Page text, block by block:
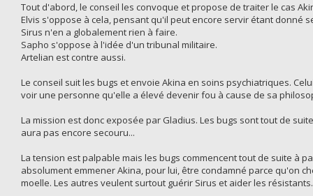
Tout d'abord, le conseil les convoque et propose de traiter le cas
Elvis s'oppose à cela, pensant qu'il peut encore servir étant donné
Sirus n'en a globalement rien à faire.
Sapho s'oppose à l'idée d'un tribunal militaire.
Artelian est contre aussi.
Le conseil suit les bugs et envoie Akina en soins psychiatriques.
voir une personne qu'elle a élevé devenir fou à cause de sa
La mission est donc exposée par Gladius. Les bugs sont tout de
aura pas encore secouru...
La tension est palpable mais les bugs commencent tout de suite à
absolument emmener Akina, pour lui, être condamné parce qu'on
moelle. Les autres veulent surtout guérir Sirus et aider les